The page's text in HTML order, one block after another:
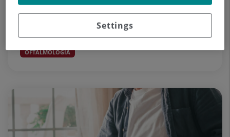
El doctor Carles Barnés, jefe del Servicio de
Oftalmología del Hospital Universitari Dexeus, ofrece
OFTALMOLOGÍA
Settings